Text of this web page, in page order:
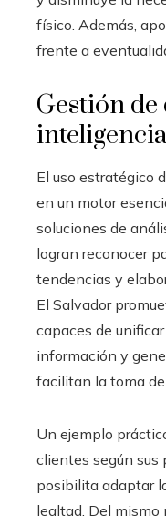
físico. Además,
frente a
Gestión de
El uso estratégico
en un motor
soluciones de
logran reconocer
tendencias y
El Salvador
capaces de
información y
facilitan la toma de
Un ejemplo
clientes según sus
posibilita adaptar
lealtad. Del mismo